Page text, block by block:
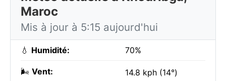
Maroc
Mis à jour à 5:15 aujourd'hui
💧 Humidité: 70%
🌬️ Vent: 14.8 kph (14°)